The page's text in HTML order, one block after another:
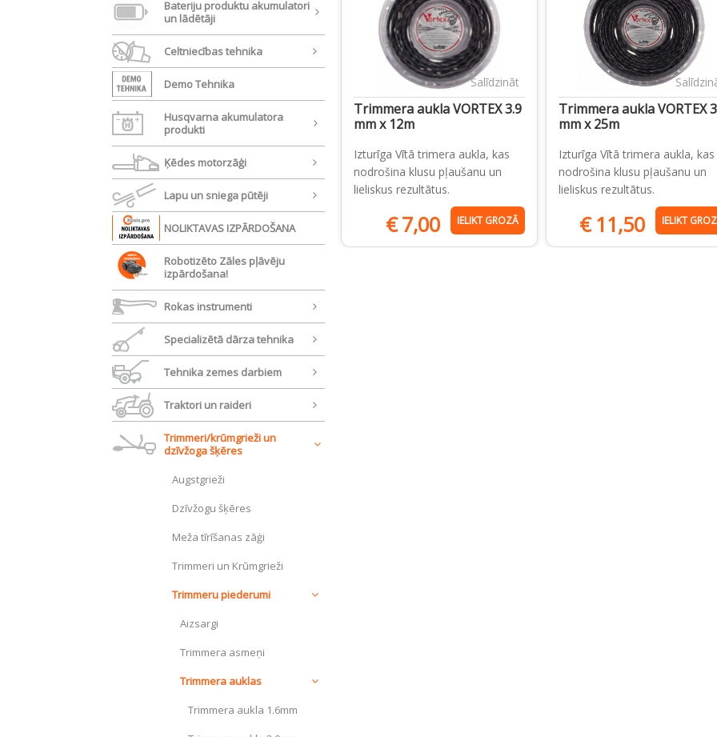
Bateriju produktu akumulatori
un lādētāji
Celtniecības tehnika
Demo Tehnika
Husqvarna akumulatora
produkti
Ķēdes motorzāģi
Lapu un sniega pūtēji
NOLIKTAVAS IZPĀRDOŠANA
Robotizēto Zāles pļāvēju
izpārdošana!
Rokas instrumenti
Specializētā dārza tehnika
Tehnika zemes darbiem
Traktori un raideri
Trimmeri/krūmgrieži un
dzīvžoga šķēres
Augstgrieži
Dzīvžogu šķēres
Meža tīrīšanas zāģi
Trimmeri un Krūmgrieži
Trimmeru piederumi
Aizsargi
Trimmera asmeņi
Trimmera auklas
Trimmera aukla 1.6mm
Salīdzināt
Trimmera aukla VORTEX 3.9
mm x 12m
Izturīga Vītā trimera aukla, kas
nodrošina klusu pļaušanu un
lieliskus rezultātus.
€7,00 IELIKT GROZĀ
Trimmera aukla VORTEX
mm x 25m
Izturīga Vītā trimera aukla, kas
nodrošina klusu pļaušanu un
lieliskus rezultātus.
€ 11,50 IELIKT